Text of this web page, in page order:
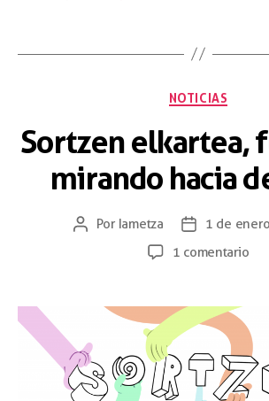
NOTICIAS
Sortzen elkartea,
mirando hacia
Por Iametza
1 de
1 comentario